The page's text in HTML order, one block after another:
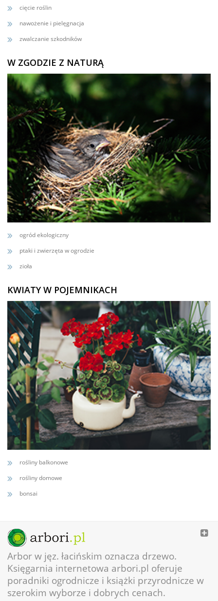
cięcie roślin
nawożenie i pielęgnacja
zwalczanie szkodników
W ZGODZIE Z NATURĄ
ogród ekologiczny
ptaki i zwierzęta w ogrodzie
zioła
KWIATY W POJEMNIKACH
rośliny balkonowe
rośliny domowe
bonsai
Arbor w jęz. łacińskim oznacza drzewo.
Księgarnia internetowa arbori.pl oferuje
poradniki ogrodnicze i książki przyrodnicze w
szerokim wyborze i dobrych cenach.